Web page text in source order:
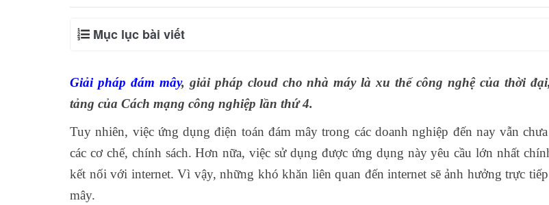
Mục lục bài viết
Giải pháp đám mây, giải pháp cloud cho nhà máy là xu thế công nghệ của thời
tảng của Cách mạng công nghiệp lần thứ 4.
Tuy nhiên, việc ứng dụng điện toán đám mây trong các doanh nghiệp đến nay vẫn
các cơ chế, chính sách. Hơn nữa, việc sử dụng được ứng dụng này yêu cầu lớn nhất
kết nối với internet. Vì vậy, những khó khăn liên quan đến internet sẽ ảnh hưởng trực
mây.